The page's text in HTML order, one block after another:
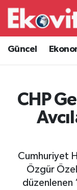
Güncel
CHP
Cumhuriyet
Özgür
düzenlenen
Güncel
Ekonomi
Borsa
İş Dünyası
Otovitrin
Hava
Trafik
Süper Lig
Tüm
Son Dakika
Haber Arşivi